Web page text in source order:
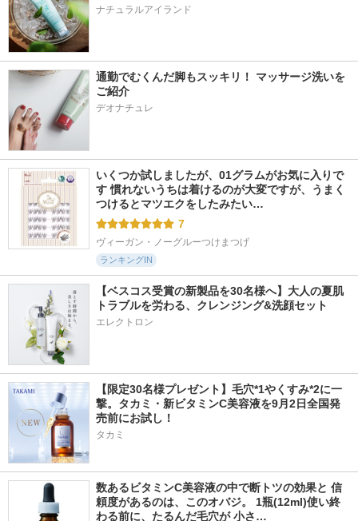
ナチュラルアイランド
通勤でむくんだ脚もスッキリ！ マッサージ洗いを
ご紹介
デオナチュレ
いくつか試しましたが、01グラムがお気に入りで
す 慣れないうちは着けるのが大変ですが、うまく
つけるとマツエクをしたみたい…
7
ヴィーガン・ノーグルーつけまつげ
ランキングIN
【ベスコス受賞の新製品を30名様へ】大人の夏肌
トラブルを労わる、クレンジング&洗顔セット
エレクトロン
【限定30名様プレゼント】毛穴*1やくすみ*2に一
撃。タカミ・新ビタミンC美容液を9月2日全国発
売前にお試し！
タカミ
数あるビタミンC美容液の中で断トツの効果と 信
頼度があるのは、このオバジ。 1瓶(12ml)使い終
わる前に、たるんだ毛穴が 小さ…